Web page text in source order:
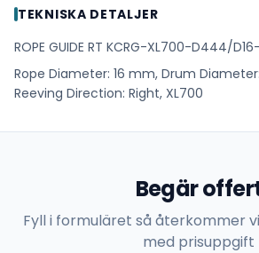
TEKNISKA DETALJER
ROPE GUIDE RT KCRG-XL700-D444/
Rope Diameter: 16 mm, Drum
Reeving Direction: Right, XL700
Begär
Fyll i formuläret så återkommer
med prisuppgift